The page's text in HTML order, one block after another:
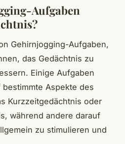
Aufgaben
Gehirnjogging-Aufgaben,
das Gedächtnis zu
Einige Aufgaben
Aspekte des
Kurzzeitgedächtnis oder
während andere darauf
zu stimulieren und